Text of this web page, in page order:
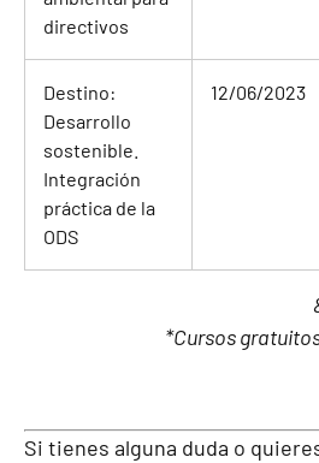
directivos
Destino:
Desarrollo
sostenible.
Integración
práctica de la
ODS
12/06/2023
*Cursos
Si tienes alguna duda o